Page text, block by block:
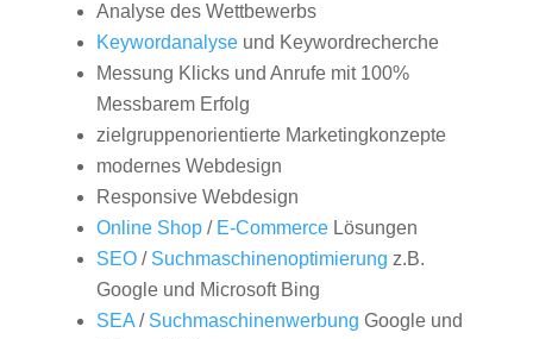
Analyse des Wettbewerbs
Keywordanalyseund Keywordrecherche
Messung Klicks und Anrufe mit 100%
Messbarem Erfolg
zielgruppenorientierte Marketingkonzepte
modernes Webdesign
Responsive Webdesign
Online Shop/ E-CommerceLösungen
SEO/ Suchmaschinenoptimierung z.B.
Google und Microsoft Bing
SEA/ Suchmaschinenwerbung Google und